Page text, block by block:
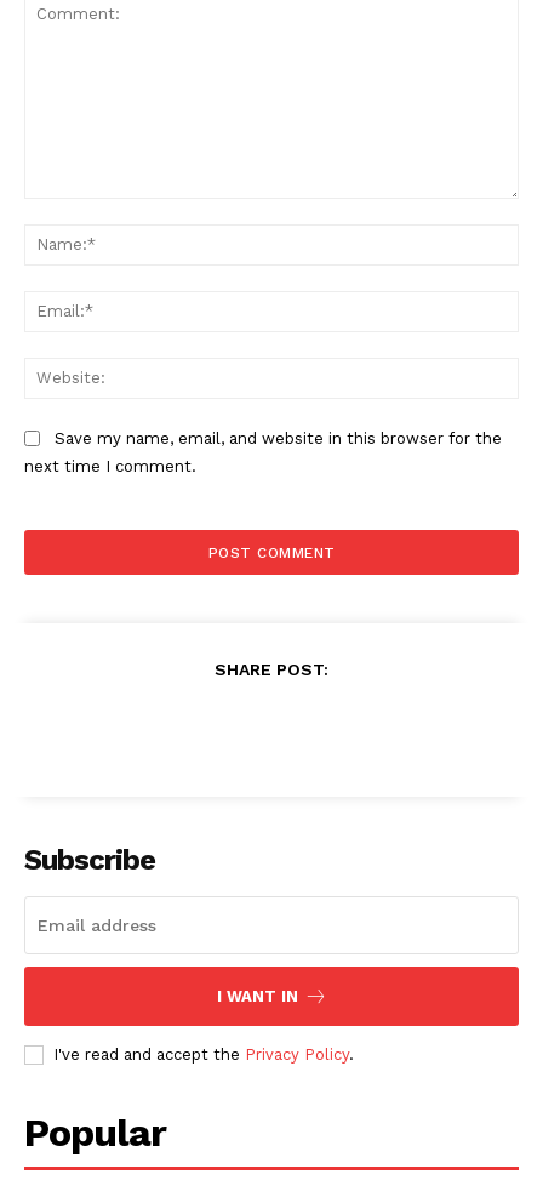
Save my name, email, and website in this browser for the
next time I comment.
SHARE POST:
Subscribe
I WANT IN
I've read and accept the Privacy Policy.
Popular